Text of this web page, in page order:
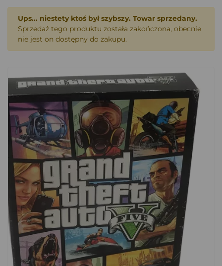
Ups... niestety ktoś był szybszy. Towar sprzedany.
Sprzedaż tego produktu została zakończona, obecnie
nie jest on dostępny do zakupu.